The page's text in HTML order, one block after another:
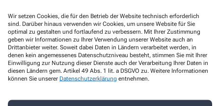
Wir setzen Cookies, die für den Betrieb der Website technisch erforderlich
sind. Darüber hinaus verwenden wir Cookies, um unsere Website für Sie
optimal zu gestalten und fortlaufend zu verbessern. Mit Ihrer Zustimmung
geben wir Informationen zu Ihrer Verwendung unserer Website auch an
Drittanbieter weiter. Soweit dabei Daten in Ländern verarbeitet werden, in
denen kein angemessenes Datenschutzniveau besteht, stimmen Sie mit Ihrer
Einwilligung zur Nutzung dieser Dienste auch der Verarbeitung Ihrer Daten in
diesen Ländern gem. Artikel 49 Abs. 1 lit. a DSGVO zu. Weitere Informationen
können Sie unserer Datenschutzerklärung entnehmen.
Postanschrift: Leopoldplatz 3 72488 Sigmaringen
Durchsetzungsverfahren und
Marktüberwachungsbehörde
Sollten Sie auf Mitteilungen oder Anfragen zur Barrierefreiheit
keine zufriedenstellenden Antworten erhalten, können Sie sich an
die zuständige Durchsetzungsstelle wenden. Die
machen. Sie können sich auch an die